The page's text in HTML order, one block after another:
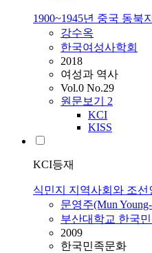
1900~1945년 중국 동북
강수옥
한국여성사학회
2018
여성과 역사
Vol.0 No.29
원문보기 2
KCI
KISS
KCI등재
식민지 지역사회와 조선
문영주(Mun
부산대학교 한국
2009
한국민족문화